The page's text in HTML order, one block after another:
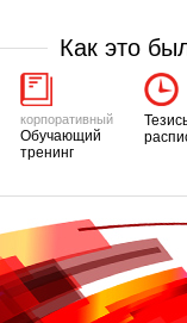
Как это
корпоративный
Обучающий
тренинг